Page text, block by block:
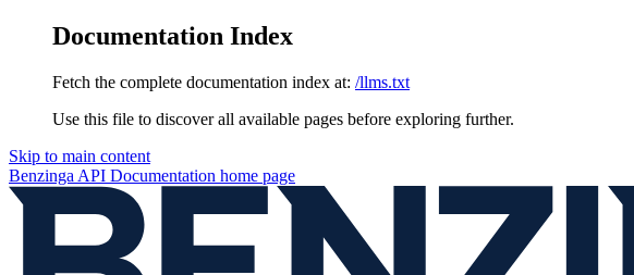
Documentation Index
Fetch the complete documentation index at: /llms.txt
Use this file to discover all available pages before exploring further.
Skip to main content
Benzinga API Documentation home page